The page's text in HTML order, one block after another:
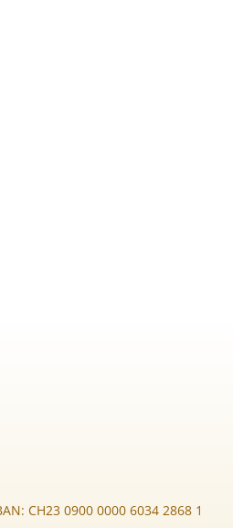
CH23 0900 0000 6034 2868 1